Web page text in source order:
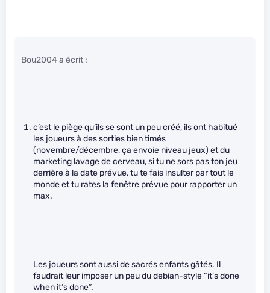
Bou2004 a écrit :
c’est le piège qu’ils se sont un peu créé, ils ont habitué
les joueurs à des sorties bien timés
(novembre/décembre, ça envoie niveau jeux) et du
marketing lavage de cerveau, si tu ne sors pas ton jeu
derrière à la date prévue, tu te fais insulter par tout le
monde et tu rates la fenêtre prévue pour rapporter un
max.
Les joueurs sont aussi de sacrés enfants gâtés. Il
faudrait leur imposer un peu du debian-style “it’s done
when it’s done”.